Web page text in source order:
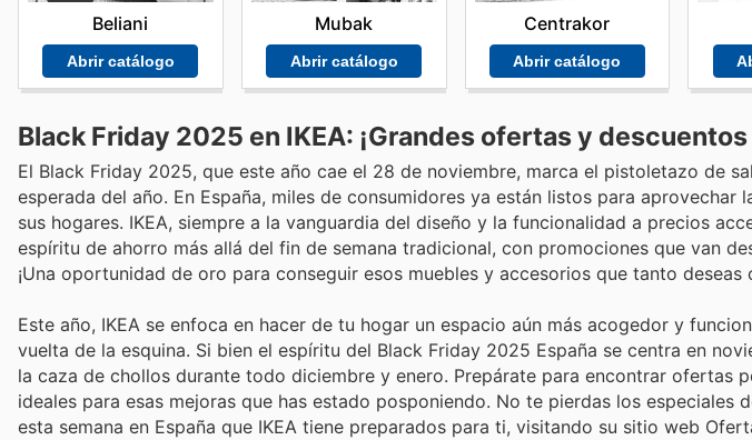
Beliani
Abrir catálogo
Mubak
Abrir catálogo
Centrakor
Abrir catálogo
Black Friday 2025 en IKEA: ¡Grandes ofertas y
El Black Friday 2025, que este año cae el 28 de noviembre, marca el pistoletazo de
esperada del año. En España, miles de consumidores ya están listos para
sus hogares. IKEA, siempre a la vanguardia del diseño y la funcionalidad a precios
espíritu de ahorro más allá del fin de semana tradicional, con promociones que van
¡Una oportunidad de oro para conseguir esos muebles y accesorios que tanto deseas
Este año, IKEA se enfoca en hacer de tu hogar un espacio aún más acogedor y
vuelta de la esquina. Si bien el espíritu del Black Friday 2025 España se centra en
la caza de chollos durante todo diciembre y enero. Prepárate para encontrar ofertas
ideales para esas mejoras que has estado posponiendo. No te pierdas los especiales
esta semana en España que IKEA tiene preparados para ti, visitando su sitio web